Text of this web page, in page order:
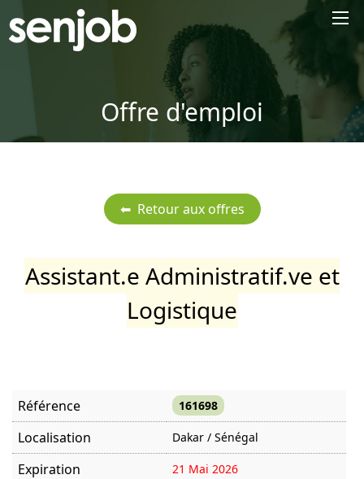
Offre d'emploi
Assistant.e Administratif.ve et
Logistique
Référence 161698
Localisation Dakar / Sénégal
Expiration 21 Mai 2026
×